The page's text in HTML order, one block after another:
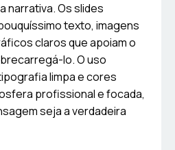
narrativa. Os slides
texto, imagens
claros que apoiam o
lo. O uso
limpa e cores
profissional e focada,
seja a verdadeira